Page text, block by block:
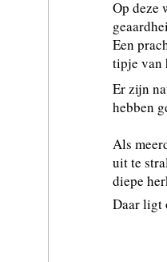
Op deze
Een
tipje van
Er zijn
hebben
Als
uit te
diepe
Daar ligt